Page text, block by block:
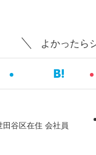
よかったら
田谷区在住 会社員